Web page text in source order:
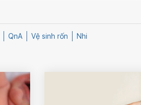
QnA Vệ sinh rốn Nhi